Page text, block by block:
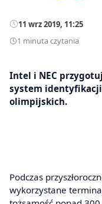
11 wrz 2019, 11:25
1 minuta czytania
Intel i NEC
system
olimpijskich.
Podczas
wykorzystane